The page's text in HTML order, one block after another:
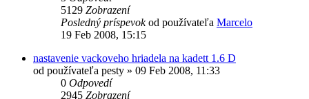
5129 Zobrazení
Posledný príspevokod používateľa Marcelo
19 Feb 2008, 15:15
nastavenie vackoveho hriadela na kadett 1.6 D
od používateľa pesty » 09 Feb 2008, 11:33
0 Odpovedí
2945 Zobrazení